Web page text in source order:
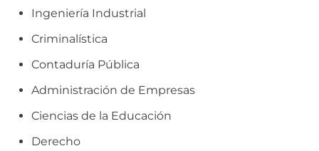
Ingeniería Industrial
Criminalística
Contaduría Pública
Administración de Empresas
Ciencias de la Educación
Derecho